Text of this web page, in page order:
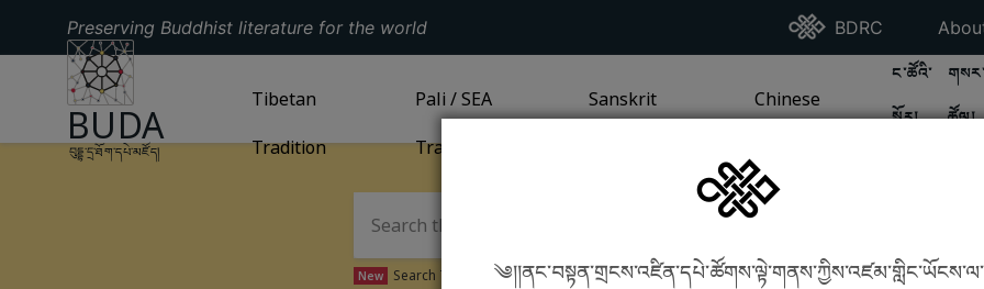
Preserving Buddhist literature for the world Go To BDRC
BDRC Go
GO TO HOMEPAGE
BUDA
བུདྡྷ་དྲ་ཐོག་དཔེ་མཛོད།
GO TOTIBETAN TRADITIONPAGE
Tibetan
Tradition
GO TOPALI / SEA TRADITIONPAGE
Pali / SEA
Tradition
GO TOSANSKRIT TRADITION
Sanskrit
GO TOCHINESE TRADITION
Chinese
GO TO
ང་ཚོའི་
སྐོར།
GO
ཚོལ།
༄།།ནང་བསྟན་གྲངས་འཛིན་དཔེ་ཚོགས་ལྟེ་གནས་ཀྱིས་འཛམ་གླིང་ཡོངས་ལ་
New Search Tibetan in phonetics! How to find things?